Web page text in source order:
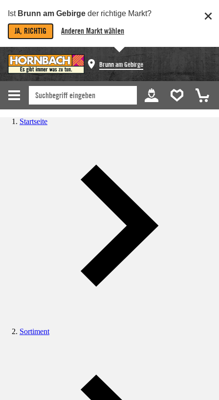
Ist Brunn am Gebirge der richtige Markt?
JA, RICHTIG Anderen Markt wählen
Brunn am Gebirge
Startseite
Sortiment